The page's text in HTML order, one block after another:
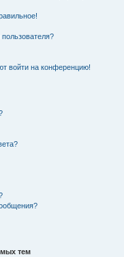
войти на конференцию!
тем